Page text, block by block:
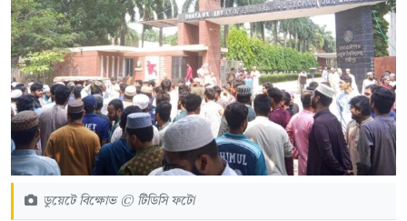
ডুয়েটে বিক্ষোভ © টিডিসি ফটো